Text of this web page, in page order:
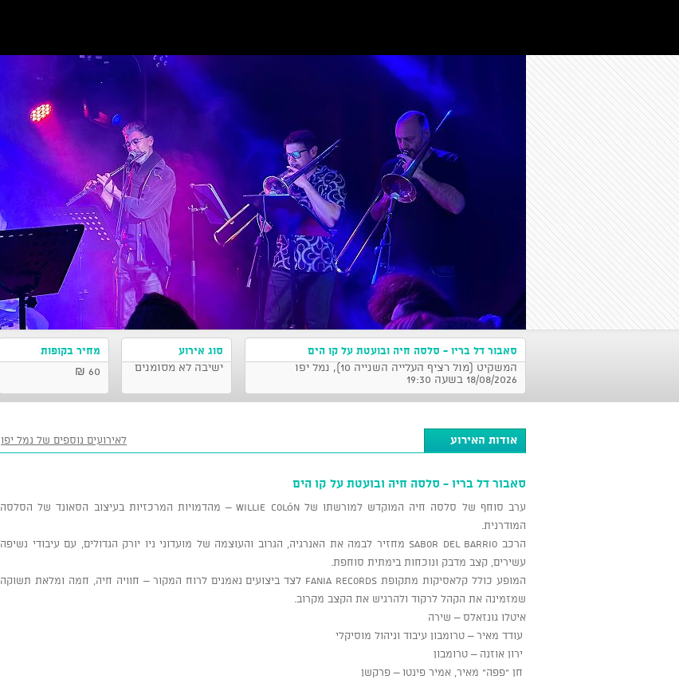
סאבור דל בריו - סלסה חיה ובועטת על קו הים
המשקיט (מול רציף העלייה השנייה 10), נמל יפו
18/08/2026 בשעה 19:30
סוג אירוע
ישיבה לא מסומנים
מחיר בקופות
60 ₪
אודות האירוע לאירועים נוספים של נמל יפו
סאבור דל בריו - סלסה חיה ובועטת על קו הים
ערב סוחף של סלסה חיה המוקדש למורשתו של Willie Colón – מהדמויות המרכזיות בעיצוב הסאונד של הסלסה
המודרנית.
הרכב Sabor Del Barrio מחזיר לבמה את האנרגיה, הגרוב והעוצמה של מועדוני ניו יורק הגדולים, עם עיבודי נשיפה
עשירים, קצב מדבק ונוכחות בימתית סוחפת.
המופע כולל קלאסיקות מתקופת Fania Records לצד ביצועים נאמנים לרוח המקור – חוויה חיה, חמה ומלאת תשוקה
שמזמינה את הקהל לרקוד ולהרגיש את הקצב מקרוב.
איטלו גונזאלס – שירה
עודד מאיר – טרומבון עיבוד וניהול מוסיקלי
ירון אוזנה – טרומבון
חן "פפה" מאיר, אמיר פינטו – פרקשן